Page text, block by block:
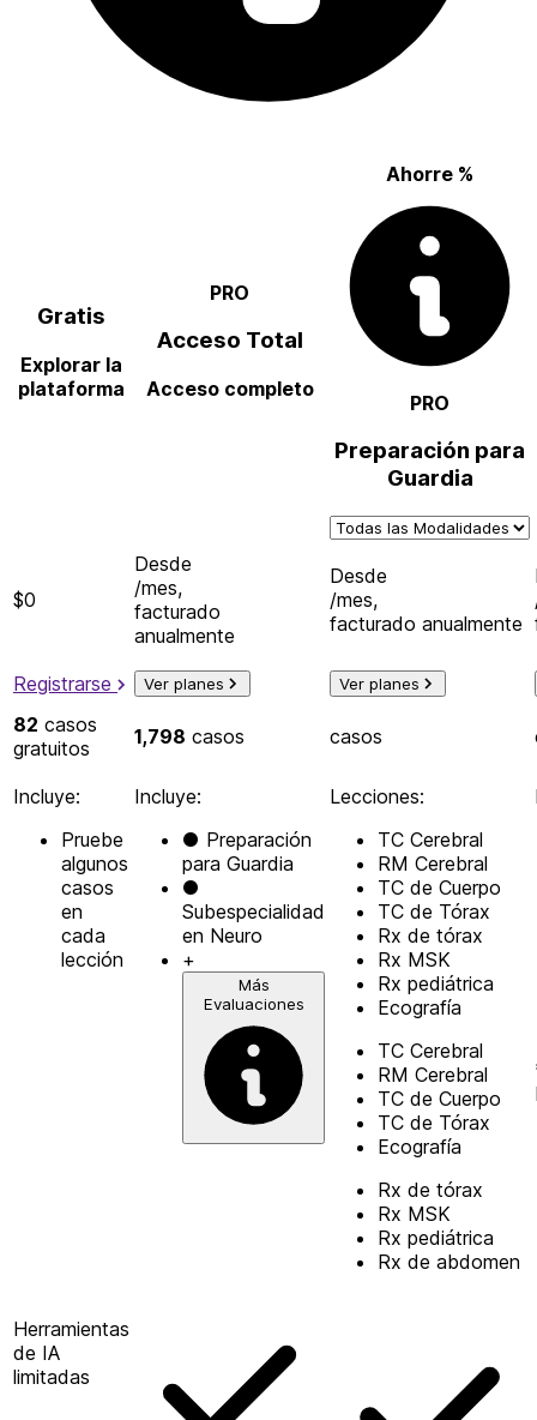
Gratis
Explorar la
plataforma
PRO
Acceso Total
Acceso completo
Ahorre %
PRO
Preparación para
Guardia
$0
Desde
/mes,
facturado
anualmente
Desde
/mes,
facturado anualmente
Registrarse Ver planes Ver planes
82 casos
gratuitos
1,798 casos casos
Incluye:
Pruebe
algunos
casos
en
cada
lección
Incluye:
● Preparación
para Guardia
●
Subespecialidad
en Neuro
+
Más
Evaluaciones
Lecciones:
TC Cerebral
RM Cerebral
TC de Cuerpo
TC de Tórax
Rx de tórax
Rx MSK
Rx pediátrica
Ecografía
TC Cerebral
RM Cerebral
TC de Cuerpo
TC de Tórax
Ecografía
Rx de tórax
Rx MSK
Rx pediátrica
Rx de abdomen
Herramientas
de IA
limitadas